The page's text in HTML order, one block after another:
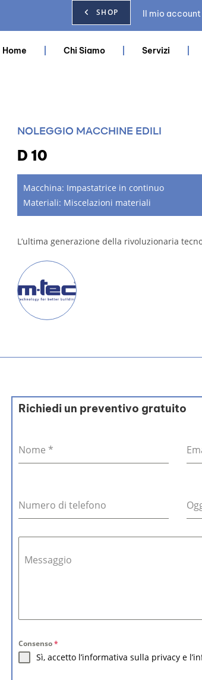
SHOP Il mio account
Home Chi Siamo Servizi
NOLEGGIO MACCHINE EDILI
D 10
Macchina: Impastatrice in continuo
Materiali: Miscelazioni materiali
L’ultima generazione della rivoluzionaria
Richiedi un preventivo gratuito
Nome *
Numero di telefono
Messaggio
Consenso*
Sì, accetto l’informativa sulla privacy e